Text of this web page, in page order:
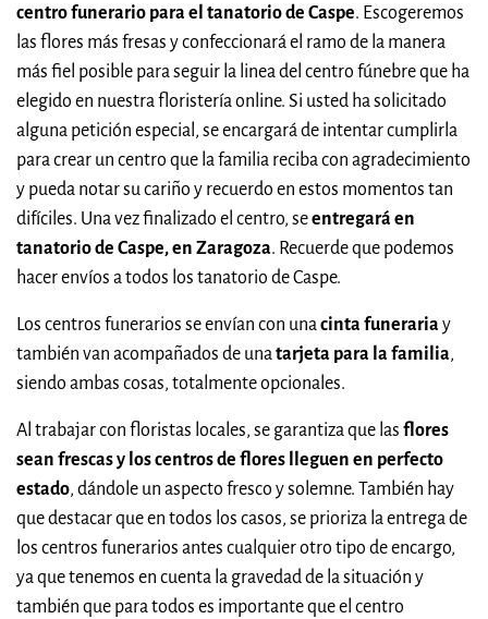
centro funerario para el tanatorio de Caspe. Escogeremos
las flores más fresas y confeccionará el ramo de la manera
más fiel posible para seguir la linea del centro fúnebre que ha
elegido en nuestra floristería online. Si usted ha solicitado
alguna petición especial, se encargará de intentar cumplirla
para crear un centro que la familia reciba con agradecimiento
y pueda notar su cariño y recuerdo en estos momentos tan
difíciles. Una vez finalizado el centro, seentregará en
tanatorio de Caspe, en Zaragoza. Recuerde que podemos
hacer envíos a todos los tanatorio de Caspe.
Los centros funerarios se envían con unacinta funerariay
también van acompañados de unatarjeta para la familia,
siendo ambas cosas, totalmente opcionales.
Al trabajar con floristas locales, se garantiza que las flores
sean frescas y los centros de flores lleguen en perfecto
estado, dándole un aspecto fresco y solemne. También hay
que destacar que en todos los casos, se prioriza la entrega de
los centros funerarios antes cualquier otro tipo de encargo,
ya que tenemos en cuenta la gravedad de la situación y
también que para todos es importante que el centro